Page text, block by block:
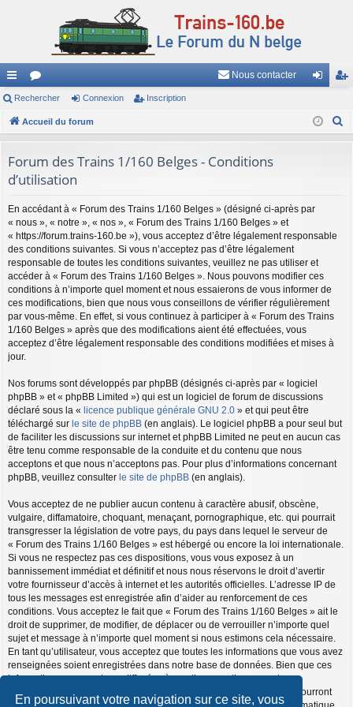
En poursuivant votre navigation sur ce site, vous
ac
co
ci
or
u
s
Nous contacter
ne cri
Rechercher Connexion Inscription
Accueil du forum
Forum des Trains 1/160 Belges - Conditions
d’utilisation
En accédant à « Forum des Trains 1/160 Belges » (désigné ci-après par
« nous », « notre », « nos », « Forum des Trains 1/160 Belges » et
« https://forum.trains-160.be »), vous acceptez d’être légalement responsable
des conditions suivantes. Si vous n’acceptez pas d’être légalement
responsable de toutes les conditions suivantes, veuillez ne pas utiliser et
accéder à « Forum des Trains 1/160 Belges ». Nous pouvons modifier ces
conditions à n’importe quel moment et nous essaierons de vous informer de
ces modifications, bien que nous vous conseillons de vérifier régulièrement
par vous-même. En effet, si vous continuez à participer à « Forum des Trains
1/160 Belges » après que des modifications aient été effectuées, vous
acceptez d’être légalement responsable des conditions modifiées et mises à
jour.
Nos forums sont développés par phpBB (désignés ci-après par « logiciel
phpBB » et « phpBB Limited ») qui est un logiciel de forum de discussions
déclaré sous la « licence publique générale GNU 2.0 » et qui peut être
téléchargé sur le site de phpBB (en anglais). Le logiciel phpBB a pour seul but
de faciliter les discussions sur internet et phpBB Limited ne peut en aucun cas
être tenu comme responsable de la conduite et du contenu que nous
acceptons et que nous n’acceptons pas. Pour plus d’informations concernant
phpBB, veuillez consulter le site de phpBB (en anglais).
Vous acceptez de ne publier aucun contenu à caractère abusif, obscène,
vulgaire, diffamatoire, choquant, menaçant, pornographique, etc. qui pourrait
transgresser la législation de votre pays, du pays dans lequel le serveur de
« Forum des Trains 1/160 Belges » est hébergé ou encore la loi internationale.
Si vous ne respectez pas ces dispositions, vous vous exposez à un
bannissement immédiat et définitif et nous nous réservons le droit d’avertir
votre fournisseur d’accès à internet et les autorités officielles. L’adresse IP de
tous les messages est enregistrée afin d’aider au renforcement de ces
conditions. Vous acceptez le fait que « Forum des Trains 1/160 Belges » ait le
droit de supprimer, de modifier, de déplacer ou de verrouiller n’importe quel
sujet et message à n’importe quel moment si nous estimons cela nécessaire.
En tant qu’utilisateur, vous acceptez que toutes les informations que vous avez
renseignées soient enregistrées dans notre base de données. Bien que ces
informations ne seront pas diffusées à une tierce partie sans votre
consentement, ni « Forum des Trains 1/160 Belges », ni phpBB, ne pourront